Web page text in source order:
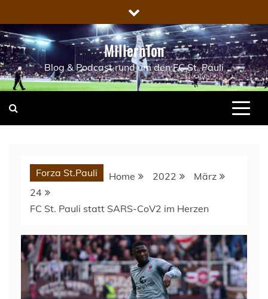
to
content
MillernTon
Blog & Podcast rund um den FC St. Pauli
Forza St.Pauli Home 2022
März
24
FC St. Pauli statt SARS-CoV2 im Herzen